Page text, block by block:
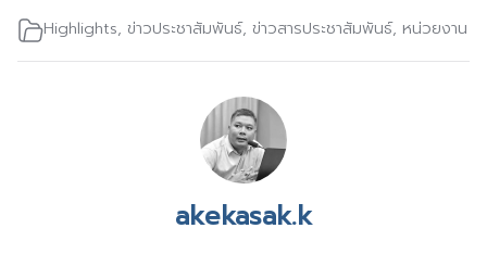
Highlights, ข่าวประชาสัมพันธ์, ข่าวสารประชาสัมพันธ์, หน่วยงาน
akekasak.k